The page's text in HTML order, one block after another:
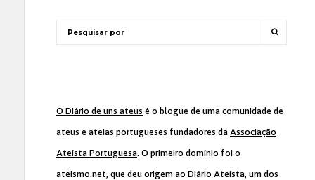
O Diário de uns ateus é o blogue de uma comunidade de
ateus e ateias portugueses fundadores da Associação
Ateísta Portuguesa. O primeiro domínio foi o
ateismo.net, que deu origem ao Diário Ateísta, um dos